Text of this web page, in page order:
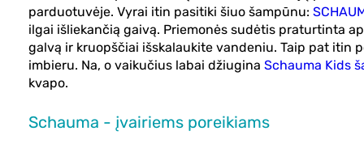
parduotuvėje. Vyrai itin pasitiki šiuo šampūnu:
ilgai išliekančią gaivą. Priemonės sudėtis praturtinta
galvą ir kruopščiai išskalaukite vandeniu. Taip pat itin
imbieru. Na, o vaikučius labai džiugina Schauma Kids
kvapo.
Schauma - įvairiems poreikiams